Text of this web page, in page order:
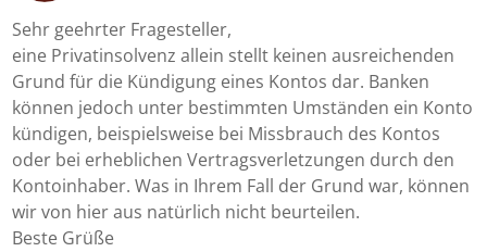
Sehr geehrter Fragesteller,
eine Privatinsolvenz allein stellt keinen ausreichenden
Grund für die Kündigung eines Kontos dar. Banken
können jedoch unter bestimmten Umständen ein Konto
kündigen, beispielsweise bei Missbrauch des Kontos
oder bei erheblichen Vertragsverletzungen durch den
Kontoinhaber. Was in Ihrem Fall der Grund war, können
wir von hier aus natürlich nicht beurteilen.
Beste Grüße